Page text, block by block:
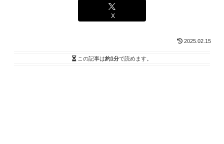
X
2025.02.15
この記事は約1分で読めます。